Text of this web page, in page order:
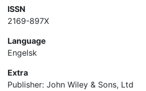
ISSN
2169-897X
Language
Engelsk
Extra
Publisher: John Wiley & Sons, Ltd